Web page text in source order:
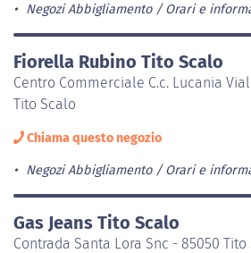
Negozi Abbigliamento Orari e
Fiorella Rubino Tito Scalo
Centro Commerciale C.c. Lucania
Tito Scalo
Chiama questo negozio
Negozi Abbigliamento Orari e
Gas Jeans Tito Scalo
Contrada Santa Lora Snc - 85050 Tito